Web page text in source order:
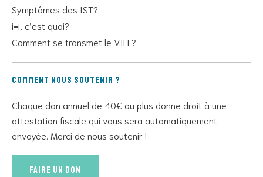
Symptômes des IST?
i=i, c’est quoi?
Comment se transmet le VIH ?
Comment nous soutenir ?
Chaque don annuel de 40€ ou plus donne droit à une
attestation fiscale qui vous sera automatiquement
envoyée. Merci de nous soutenir !
Faire un don